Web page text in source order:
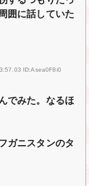
囲に話していた
ID:Asea0F8i0
でみた。なるほ
ガニスタンのタ